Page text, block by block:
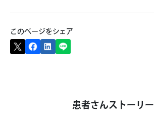
このページをシェア
患者さんストーリー